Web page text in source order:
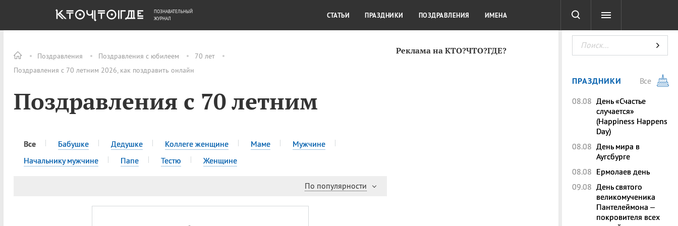
Поздравления Поздравления с юбилеем
70 лет
Поздравления с 70 летним 2026, как поздравить онлайн
Поздравления с 70 летним
Все Бабушке Дедушке Коллеге женщине Маме
Мужчине
Начальнику мужчине
Папе Тестю Женщине
По популярности
Реклама на КТО?ЧТО?ГДЕ?
ОБЩЕСТВО ДЕНЬГИ КУЛЬТУРА КРАСОТА ТЕСТЫ
ПОЗНАВАТЕЛЬНЫЙ
ЖУРНАЛ
СТАТЬИ ПРАЗДНИКИ ПОЗДРАВЛЕНИЯ ИМЕНА
ПРАЗДНИКИ
Все
08.08 День «Счастье
случается»
(Happiness Happens
Day)
08.08 День мира в
Аугсбурге
08.08 Ермолаев день
09.08 День святого
великомученика
Пантелеймона –
покровителя всех